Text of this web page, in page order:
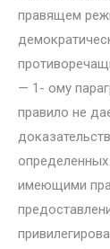
правящем
— 1- ому
правило не
имеющими